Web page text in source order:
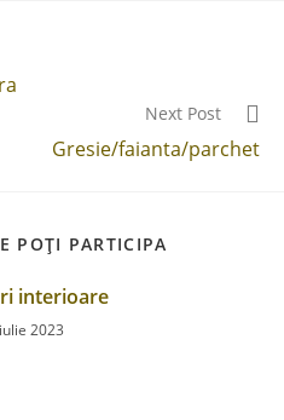
Next Post
Gresie/faianta/parchet
POȚI PARTICIPA
interioare
2023